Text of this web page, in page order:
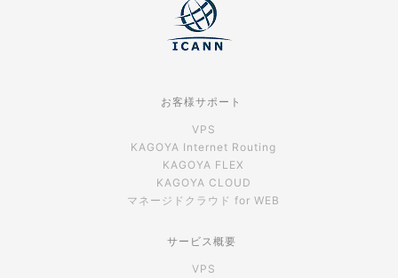
お客様サポート
VPS
KAGOYA Internet Routing
KAGOYA FLEX
KAGOYA CLOUD
マネージドクラウド for WEB
サービス概要
VPS